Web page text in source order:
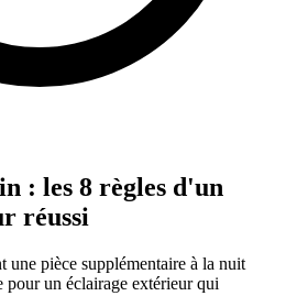
: les 8 règles d'un
réussi
pièce supplémentaire à la nuit
pour un éclairage extérieur qui